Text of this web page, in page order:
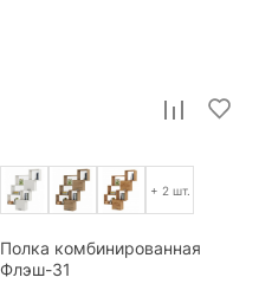
+ 2 шт.
Полка комбинированная
Флэш-31